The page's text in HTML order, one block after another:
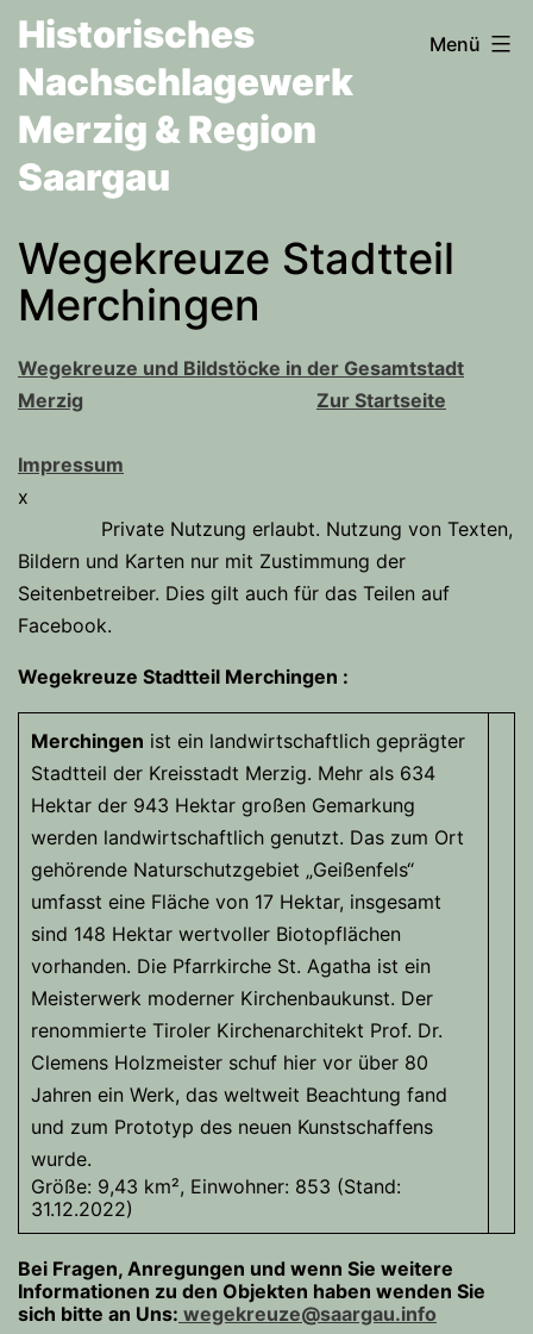
Zum
Inhalt
springen
Historisches
Nachschlagewerk
Merzig & Region
Saargau
Menü
Wegekreuze Stadtteil
Merchingen
Wegekreuze und Bildstöcke in der Gesamtstadt
Merzig
Zur Startseite
Impressum
x
Private Nutzung erlaubt. Nutzung von Texten,
Bildern und Karten nur mit Zustimmung der
Seitenbetreiber. Dies gilt auch für das Teilen auf
Facebook.
Wegekreuze Stadtteil Merchingen :
Merchingen ist ein landwirtschaftlich geprägter
Stadtteil der Kreisstadt Merzig. Mehr als 634
Hektar der 943 Hektar großen Gemarkung
werden landwirtschaftlich genutzt. Das zum Ort
gehörende Naturschutzgebiet „Geißenfels“
umfasst eine Fläche von 17 Hektar, insgesamt
sind 148 Hektar wertvoller Biotopflächen
vorhanden. Die Pfarrkirche St. Agatha ist ein
Meisterwerk moderner Kirchenbaukunst. Der
renommierte Tiroler Kirchenarchitekt Prof. Dr.
Clemens Holzmeister schuf hier vor über 80
Jahren ein Werk, das weltweit Beachtung fand
und zum Prototyp des neuen Kunstschaffens
wurde.
Größe: 9,43 km², Einwohner: 853 (Stand:
31.12.2022)
Bei Fragen, Anregungen und wenn Sie weitere
Informationen zu den Objekten haben wenden Sie
sich bitte an Uns: wegekreuze@saargau.info